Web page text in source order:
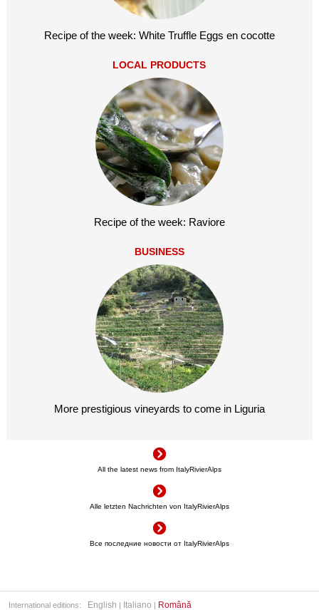
Recipe of the week: White Truffle Eggs en cocotte
LOCAL PRODUCTS
Recipe of the week: Raviore
BUSINESS
More prestigious vineyards to come in Liguria
All the latest news from ItalyRivierAlps
Alle letzten Nachrichten von ItalyRivierAlps
Все последние новости от ItalyRivierAlps
International editions: English | Italiano | Română